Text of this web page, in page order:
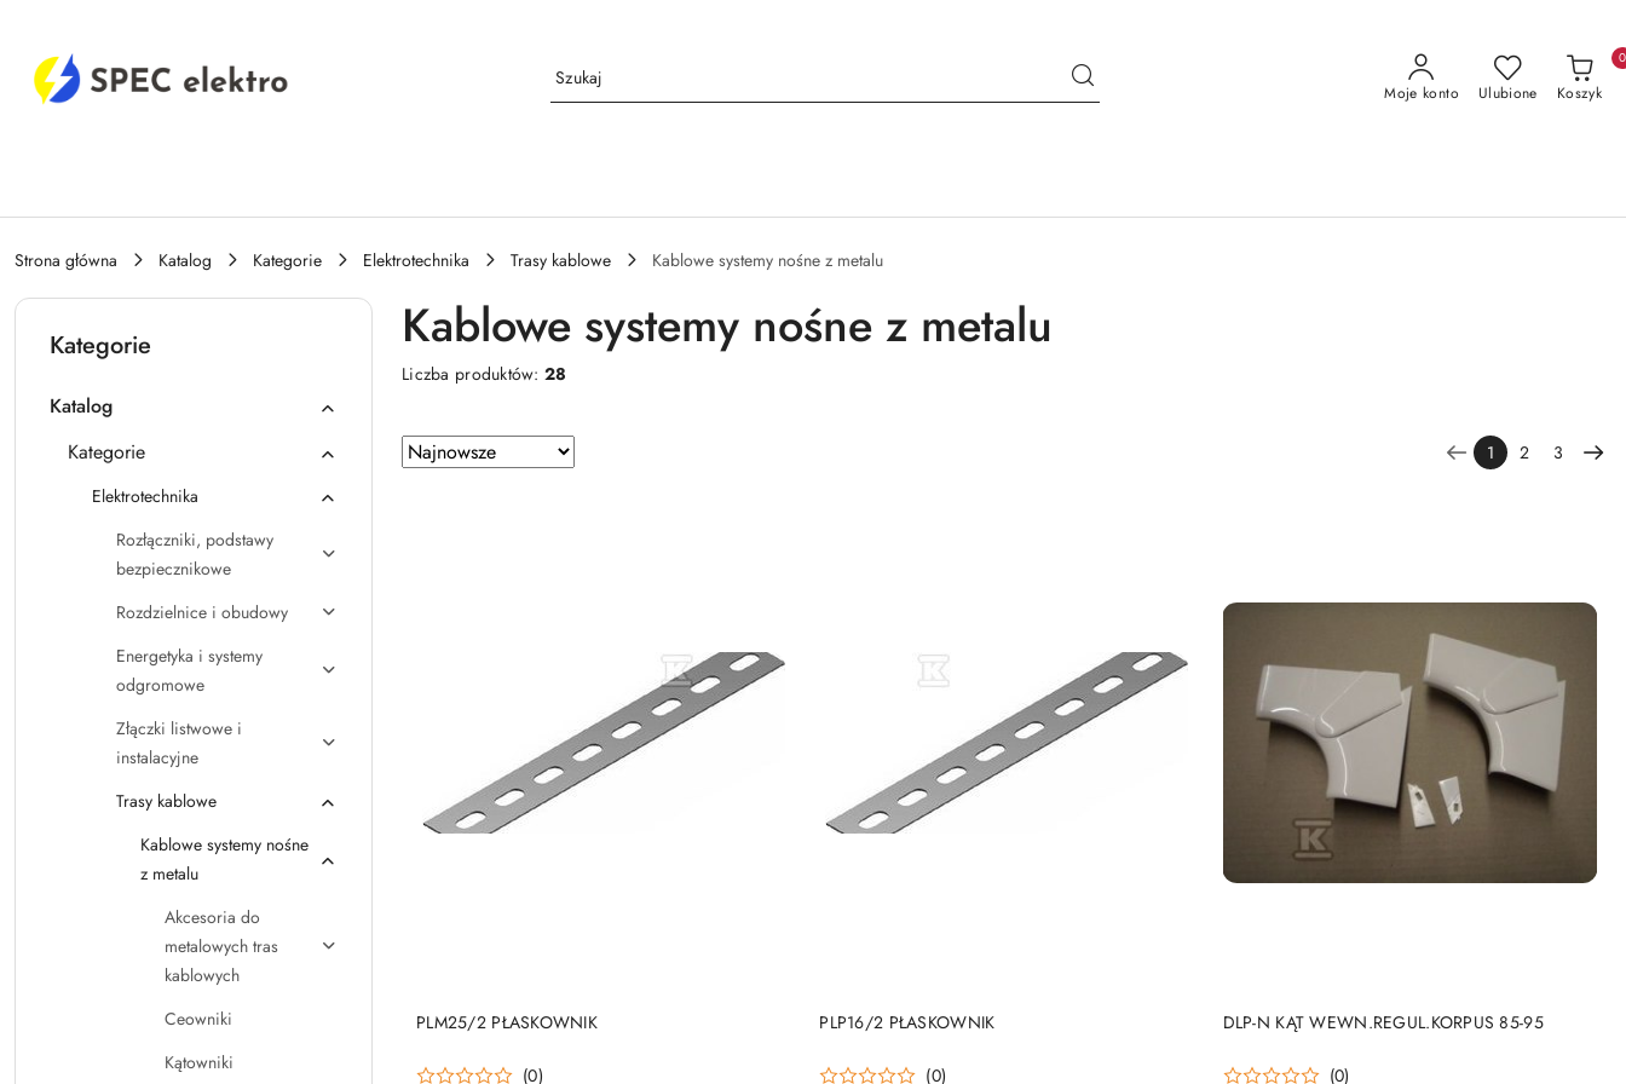
Moje konto Ulubione Koszyk
0
Strona główna Katalog Kategorie Elektrotechnika Trasy kablowe Kablowe systemy nośne z metalu
Kategorie
Katalog
Kategorie
Elektrotechnika
Rozłączniki, podstawy
bezpiecznikowe
Rozdzielnice i obudowy
Energetyka i systemy
odgromowe
Złączki listwowe i
instalacyjne
Trasy kablowe
Kablowe systemy nośne
z metalu
Akcesoria do
metalowych tras
kablowych
Ceowniki
Kątowniki
Kablowe systemy nośne z metalu
Liczba produktów:28
Zastosowano
sortowanie:
Sortuj
według
1 2 3
PLM25/2 PŁASKOWNIK
(0)
DO KOSZYKA PLP16/2 PŁASKOWNIK
(0)
DO KOSZYKA DLP-N KĄT WEWN.REGUL.KORPUS 85-95
(0)
DO KOSZYKA